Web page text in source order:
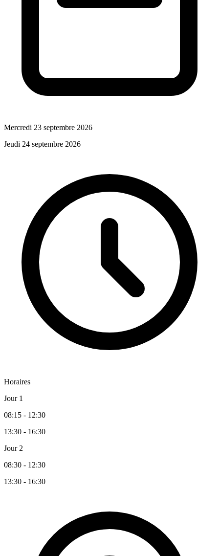
Mercredi 23 septembre 2026
Jeudi 24 septembre 2026
Horaires
Jour 1
08:15 - 12:30
13:30 - 16:30
Jour 2
08:30 - 12:30
13:30 - 16:30